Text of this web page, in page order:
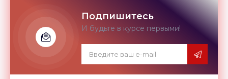
Подпишитесь
И будьте в курсе первыми!